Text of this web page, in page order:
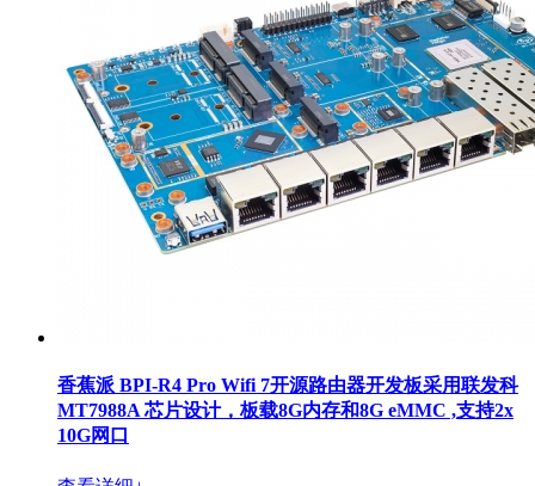
香蕉派 BPI-R4 Pro Wifi 7开源路由器开发板采用联发科
MT7988A 芯片设计，板载8G内存和8G eMMC ,支持2x
10G网口